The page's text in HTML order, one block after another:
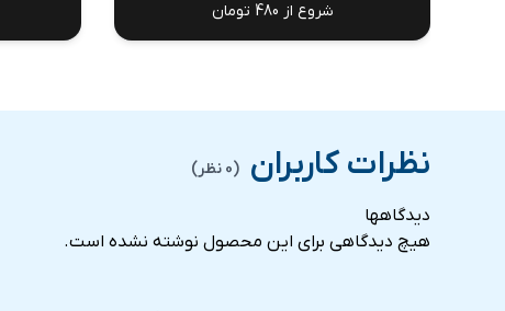
شروع از 480 تومان
نظرات کاربران (0 نظر)
دیدگاهها
هیچ دیدگاهی برای این محصول نوشته نشده است.